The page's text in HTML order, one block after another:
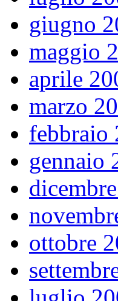
giugno
maggio
aprile
marzo
febbraio
gennaio
ottobre